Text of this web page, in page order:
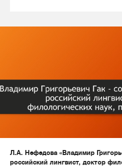
Л.А. Нефедова «Владимир
российский лингвист, доктор